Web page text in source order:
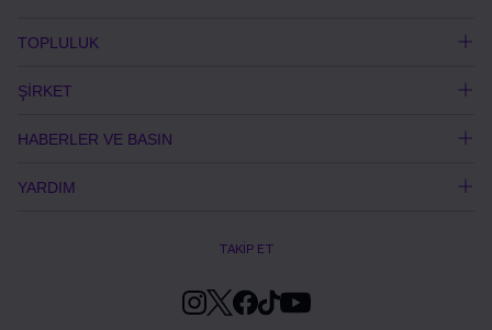
TOPLULUK
ŞİRKET
HABERLER VE BASIN
YARDIM
TAKİP ET